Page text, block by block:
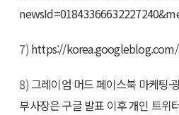
7)https://korea.googleblog.com/
8)그레이엄 머드 페이스북 마케팅·
부사장은 구글 발표 이후 개인 트위